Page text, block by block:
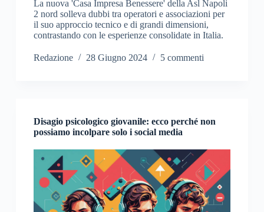
La nuova 'Casa Impresa Benessere' della Asl Napoli
2 nord solleva dubbi tra operatori e associazioni per
il suo approccio tecnico e di grandi dimensioni,
contrastando con le esperienze consolidate in Italia.
Redazione 28 Giugno 2024 5 commenti
Disagio psicologico giovanile: ecco perché non
possiamo incolpare solo i social media